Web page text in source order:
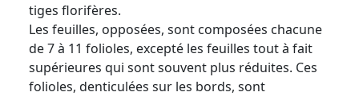
tiges florifères.
Les feuilles, opposées, sont composées chacune
de 7 à 11 folioles, excepté les feuilles tout à fait
supérieures qui sont souvent plus réduites. Ces
folioles, denticulées sur les bords, sont